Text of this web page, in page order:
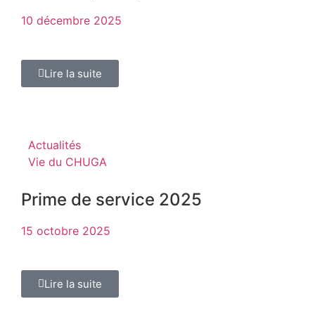
10 décembre 2025
Lire la suite
Actualités
Vie du CHUGA
Prime de service 2025
15 octobre 2025
Lire la suite